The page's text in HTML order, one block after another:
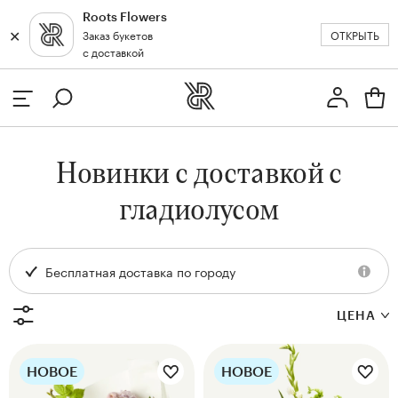
✕
Roots Flowers
Заказ букетов
с доставкой
ОТКРЫТЬ
Профиль
Вход или регистрация
Москва
✕
Новинки с доставкой с
гладиолусом
Бесплатная доставка по городу
ЦЕНА
НОВОЕ
Цветы букета:
НОВОЕ